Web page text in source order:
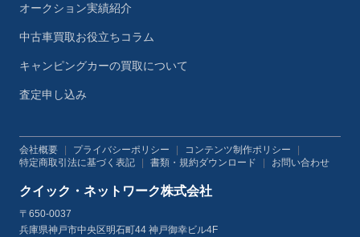
オークション実績紹介
中古車買取お役立ちコラム
キャンピングカーの買取について
査定申し込み
会社概要 | プライバシーポリシー | コンテンツ制作ポリシー
|
特定商取引法に基づく表記
| 書類・規約ダウンロード | お問い合わせ
クイック・ネットワーク株式会社
〒650-0037
兵庫県神戸市中央区明石町44 神戸御幸ビル4F